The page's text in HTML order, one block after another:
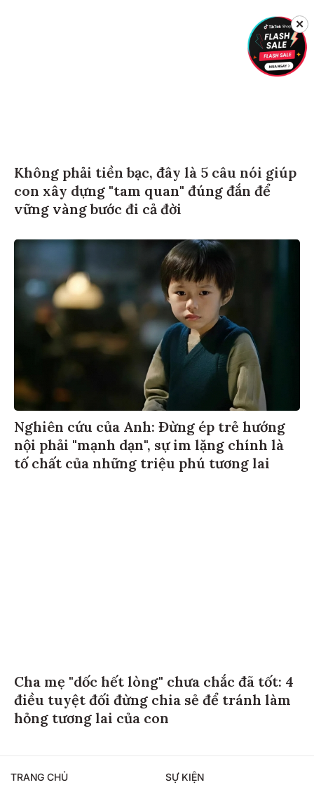
Không phải tiền bạc, đây là 5 câu nói giúp
con xây dựng "tam quan" đúng đắn để
vững vàng bước đi cả đời
Nghiên cứu của Anh: Đừng ép trẻ hướng
nội phải "mạnh dạn", sự im lặng chính là
tố chất của những triệu phú tương lai
Cha mẹ "dốc hết lòng" chưa chắc đã tốt: 4
điều tuyệt đối đừng chia sẻ để tránh làm
hỏng tương lai của con
TRANG CHỦ SỰ KIỆN
✕